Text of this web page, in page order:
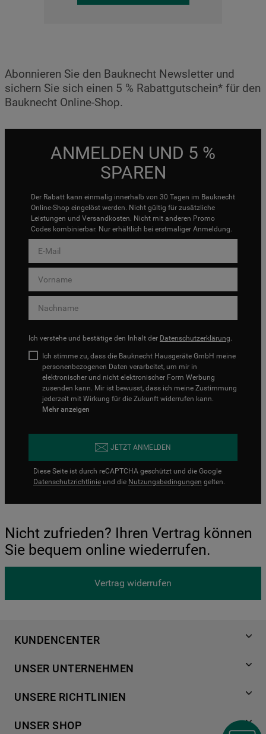
Abonnieren Sie den Bauknecht Newsletter und
sichern Sie sich einen 5 % Rabattgutschein* für den
Bauknecht Online-Shop.
ANMELDEN UND 5 %
SPAREN
Der Rabatt kann einmalig innerhalb von 30 Tagen im Bauknecht
Online-Shop eingelöst werden. Nicht gültig für zusätzliche
Leistungen und Versandkosten. Nicht mit anderen Promo
Codes kombinierbar. Nur erhältlich bei erstmaliger Anmeldung.
Ich verstehe und bestätige den Inhalt der Datenschutzerklärung.
Ich stimme zu, dass die Bauknecht Hausgeräte GmbH meine
personenbezogenen Daten verarbeitet, um mir in
elektronischer und nicht elektronischer Form Werbung
zusenden kann. Mir ist bewusst, dass ich meine Zustimmung
jederzeit mit Wirkung für die Zukunft widerrufen kann.
Mehr anzeigen
JETZT ANMELDEN
Diese Seite ist durch reCAPTCHA geschützt und die Google
Datenschutzrichtlinie und die Nutzungsbedingungen gelten.
Nicht zufrieden? Ihren Vertrag können
Sie bequem online wiederrufen.
Vertrag widerrufen
KUNDENCENTER
Händlersuche
Häufige Fragen
Kontakt
UNSER UNTERNEHMEN
Für Händler
Karriere
UNSERE RICHTLINIEN
Cookies
UNSER SHOP